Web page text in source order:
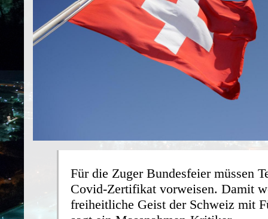
Für die Zuger Bundesfeier müssen
Covid-Zertifikat vorweisen. Damit
freiheitliche Geist der Schweiz mit